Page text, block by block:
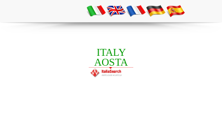
ITALY
AOSTA